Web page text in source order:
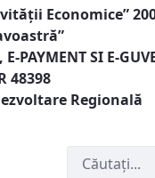
Economice”
PAYMENT SI E-
48398
Regională